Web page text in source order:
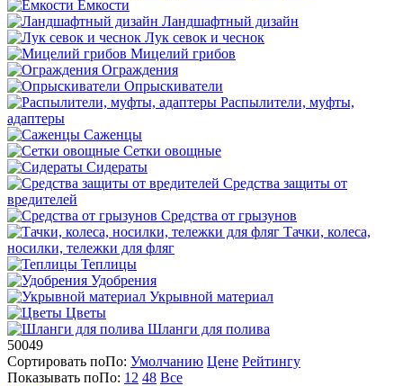
Емкости
Ландшафтный дизайн
Лук севок и чеснок
Мицелий грибов
Ограждения
Опрыскиватели
Распылители, муфты,
адаптеры
Саженцы
Сетки овощные
Сидераты
Средства защиты от
вредителей
Средства от грызунов
Тачки, колеса,
носилки, тележки для фляг
Теплицы
Удобрения
Укрывной материал
Цветы
Шланги для полива
50049
Сортировать поПо: Умолчанию Цене Рейтингу
Показывать поПо: 12 48 Все